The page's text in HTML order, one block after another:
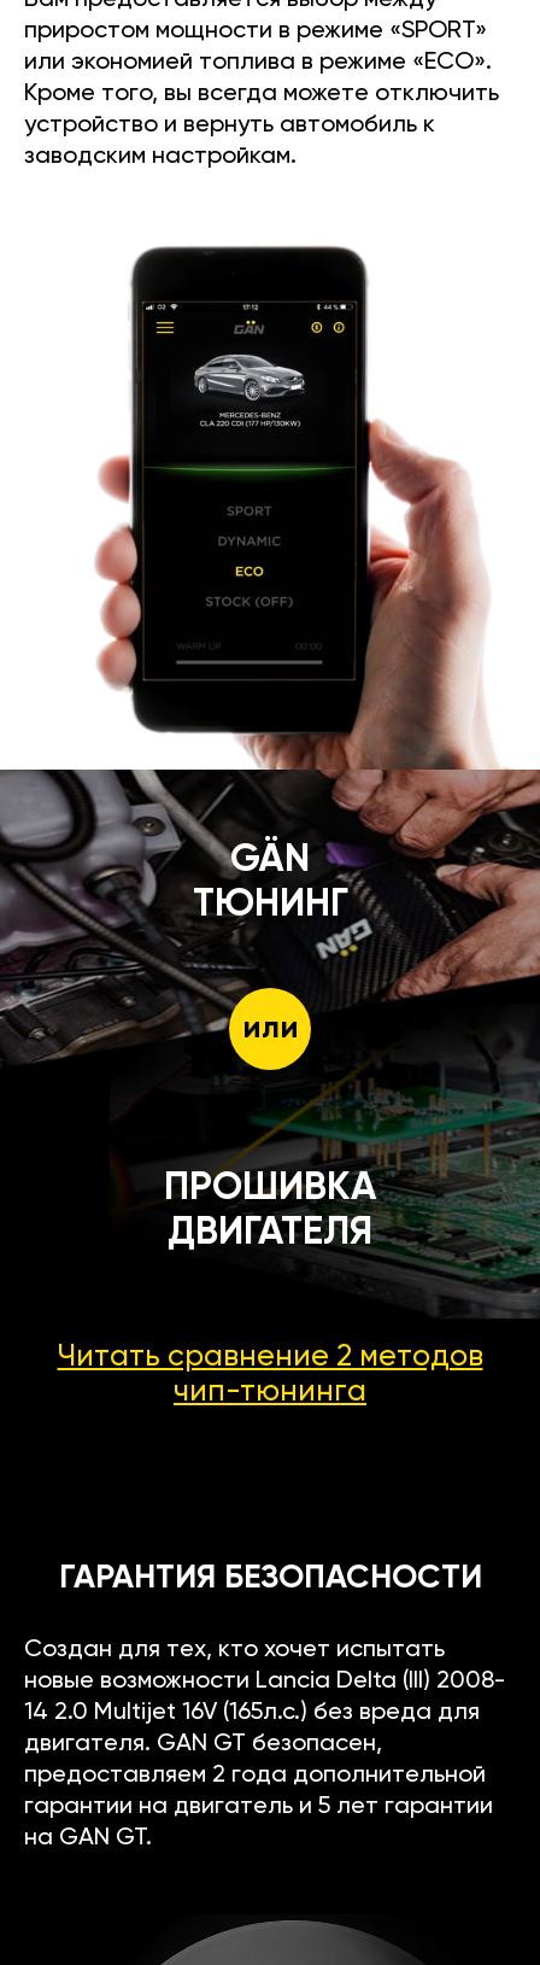
приростом мощности в режиме «SPORT»
или экономией топлива в режиме «ECO».
Кроме того, вы всегда можете отключить
устройство и вернуть автомобиль к
заводским настройкам.
GÄN
ТЮНИНГ
или
ПРОШИВКА
ДВИГАТЕЛЯ
Читать сравнение 2 методов
чип-тюнинга
ГАРАНТИЯ БЕЗОПАСНОСТИ
Создан для тех, кто хочет испытать
новые возможности Lancia Delta (III) 2008-
14 2.0 Multijet 16V (165л.с.) без вреда для
двигателя. GAN GT безопасен,
предоставляем 2 года дополнительной
гарантии на двигатель и 5 лет гарантии
на GAN GT.